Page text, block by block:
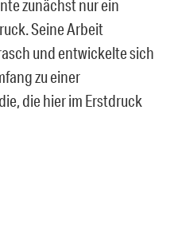
zunächst nur ein
Seine Arbeit
und entwickelte sich
zu einer
die hier im Erstdruck